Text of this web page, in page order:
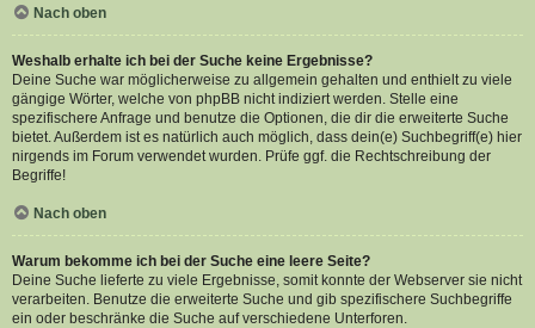
Nach oben
Weshalb erhalte ich bei der Suche keine Ergebnisse?
Deine Suche war möglicherweise zu allgemein gehalten und enthielt zu viele
gängige Wörter, welche von phpBB nicht indiziert werden. Stelle eine
spezifischere Anfrage und benutze die Optionen, die dir die erweiterte Suche
bietet. Außerdem ist es natürlich auch möglich, dass dein(e) Suchbegriff(e) hier
nirgends im Forum verwendet wurden. Prüfe ggf. die Rechtschreibung der
Begriffe!
Nach oben
Warum bekomme ich bei der Suche eine leere Seite?
Deine Suche lieferte zu viele Ergebnisse, somit konnte der Webserver sie nicht
verarbeiten. Benutze die erweiterte Suche und gib spezifischere Suchbegriffe
ein oder beschränke die Suche auf verschiedene Unterforen.